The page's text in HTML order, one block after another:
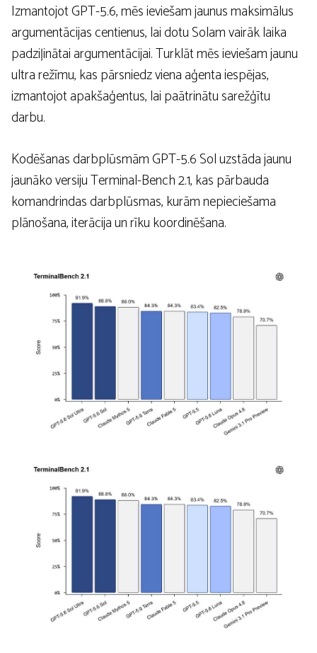
Izmantojot GPT-5.6, mēs ieviešam jaunus maksimālus
argumentācijas centienus, lai dotu Solam vairāk laika
padziļinātai argumentācijai. Turklāt mēs ieviešam jaunu
ultra režīmu, kas pārsniedz viena aģenta iespējas,
izmantojot apakšaģentus, lai paātrinātu sarežģītu
darbu.
Kodēšanas darbplūsmām GPT-5.6 Sol uzstāda jaunu
jaunāko versiju Terminal-Bench 2.1, kas pārbauda
komandrindas darbplūsmas, kurām nepieciešama
plānošana, iterācija un rīku koordinēšana.